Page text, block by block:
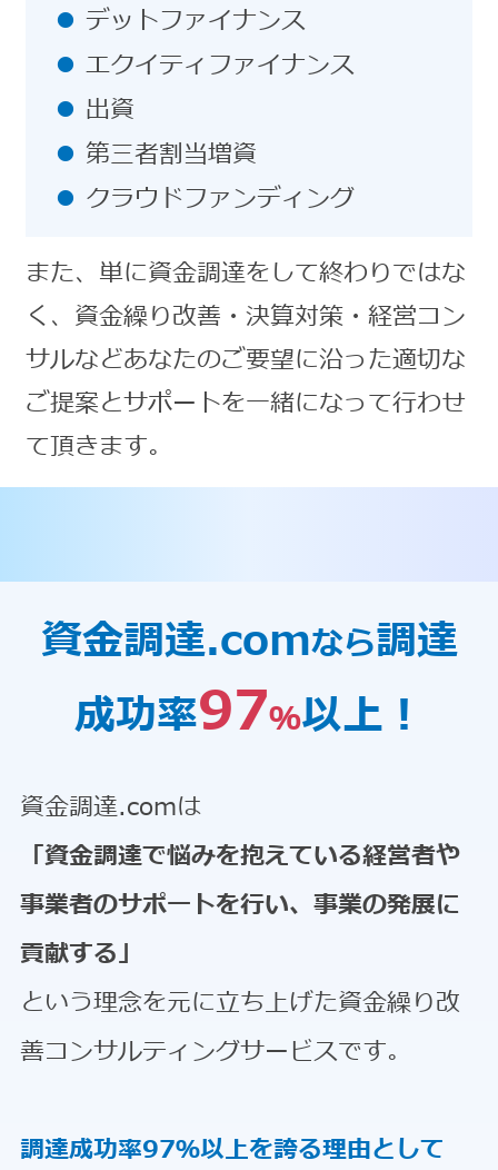
デットファイナンス
エクイティファイナンス
出資
第三者割当増資
クラウドファンディング
また、単に資金調達をして終わりではな
く、資金繰り改善・決算対策・経営コン
サルなどあなたのご要望に沿った適切な
ご提案とサポートを一緒になって行わせ
て頂きます。
資金調達.comなら調達
成功率97％以上！
資金調達.comは
「資金調達で悩みを抱えている経営者や
事業者のサポートを行い、事業の発展に
貢献する」
という理念を元に立ち上げた資金繰り改
善コンサルティングサービスです。
調達成功率97％以上を誇る理由として